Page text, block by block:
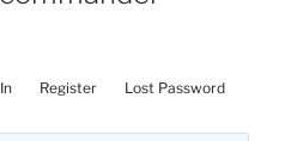
Register
Lost Password